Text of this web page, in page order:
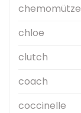
chemomütze
chloe
clutch
coach
coccinelle